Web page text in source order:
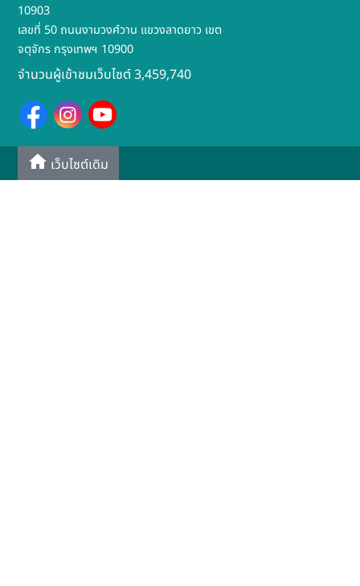
10903
เลขที่ 50 ถนนงามวงศ์วาน แขวงลาดยาว เขต
จตุจักร กรุงเทพฯ 10900
จำนวนผู้เข้าชมเว็บไซต์ 3,459,740
เว็บไซต์เดิม